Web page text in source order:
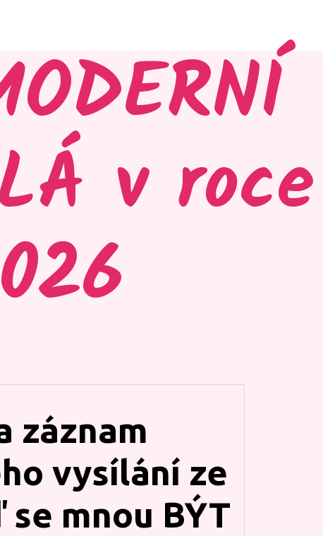
v roce
záznam
vysílání ze
mnou BÝT